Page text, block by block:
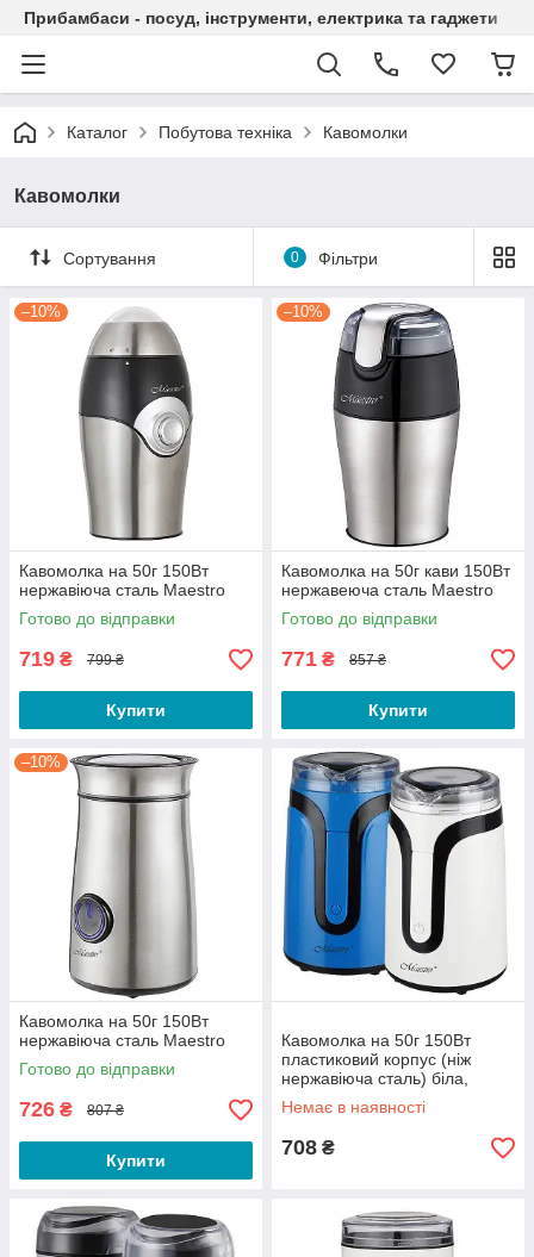
Прибамбаси - посуд, інструменти, електрика та гаджети
Каталог Побутова техніка Кавомолки
Кавомолки
Сортування 0 Фільтри
–10%
Кавомолка на 50г 150Вт
нержавіюча сталь Maestro
Готово до відправки
719 ₴ 799 ₴
Купити
–10%
Кавомолка на 50г кави 150Вт
нержавеюча сталь Maestro
Готово до відправки
771 ₴ 857 ₴
Купити
–10%
Кавомолка на 50г 150Вт
нержавіюча сталь Maestro
Готово до відправки
726 ₴ 807 ₴
Купити
Кавомолка на 50г 150Вт
пластиковий корпус (ніж
нержавіюча сталь) біла,
блакитна Maestro
Немає в наявності
708 ₴